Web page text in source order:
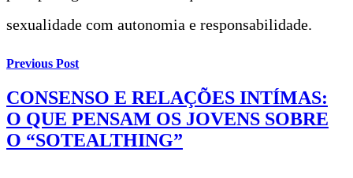
sexualidade com autonomia e responsabilidade.
Previous Post
CONSENSO E RELAÇÕES INTÍMAS:
O QUE PENSAM OS JOVENS SOBRE
O “SOTEALTHING”